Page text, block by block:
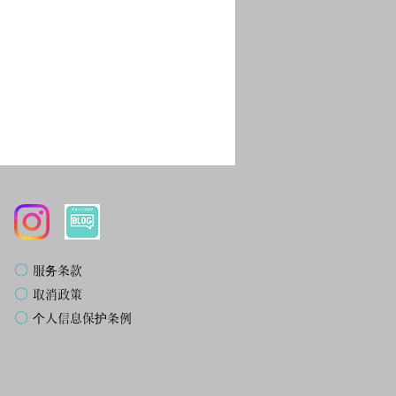
〇 服务条款
〇 取消政策
〇 个人信息保护条例